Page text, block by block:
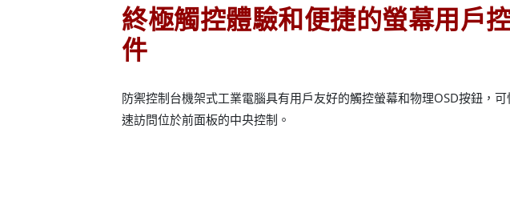
終極觸控體驗和便捷的螢幕用戶
件
防禦控制台機架式工業電腦具有用戶友好的觸控螢幕和物理OSD按鈕，可
速訪問位於前面板的中央控制。